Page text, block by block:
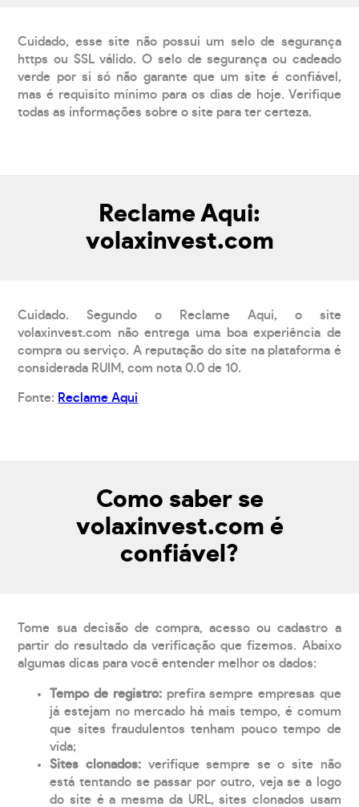
Cuidado, esse site não possui um selo de segurança
https ou SSL válido. O selo de segurança ou cadeado
verde por si só não garante que um site é confiável,
mas é requisito mínimo para os dias de hoje. Verifique
todas as informações sobre o site para ter certeza.
Reclame Aqui:
volaxinvest.com
Cuidado. Segundo o Reclame Aqui, o site
volaxinvest.com não entrega uma boa experiência de
compra ou serviço. A reputação do site na plataforma é
considerada RUIM, com nota 0.0 de 10.
Fonte: Reclame Aqui
Como saber se
volaxinvest.com é
confiável?
Tome sua decisão de compra, acesso ou cadastro a
partir do resultado da verificação que fizemos. Abaixo
algumas dicas para você entender melhor os dados:
Tempo de registro: prefira sempre empresas que
já estejam no mercado há mais tempo, é comum
que sites fraudulentos tenham pouco tempo de
vida;
Sites clonados: verifique sempre se o site não
está tentando se passar por outro, veja se a logo
do site é a mesma da URL, sites clonados usam